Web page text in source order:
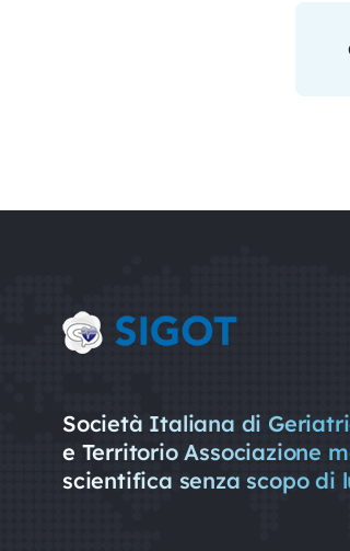
Società Italiana di
e Territorio Associazione
scientifica senza scopo di